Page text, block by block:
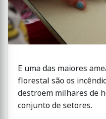
E uma das maiores
florestal são os
destroem milhares de
conjunto de setores.